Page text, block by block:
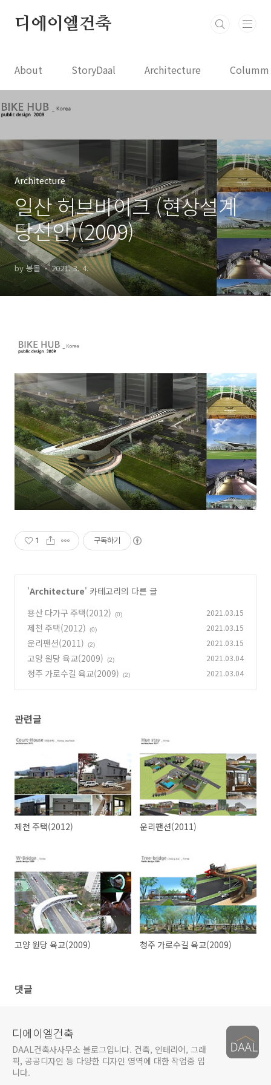
디에이엘건축
About StoryDaal Architecture Columm
Architecture
일산 허브바이크 (현상설계
당선안)(2009)
by 봉볼 2021. 3. 4.
1 구독하기
'Architecture' 카테고리의 다른 글
용산 다가구 주택(2012)
(0) 2021.03.15
제천 주택(2012) (0) 2021.03.15
운리팬션(2011) (2) 2021.03.15
고양 원당 육교(2009) (2) 2021.03.04
청주 가로수길 육교(2009) (2) 2021.03.04
관련글
제천 주택(2012) 운리팬션(2011)
고양 원당 육교(2009) 청주 가로수길 육교(2009)
댓글
디에이엘건축
DAAL건축사사무소 블로그입니다. 건축, 인테리어, 그래
픽, 공공디자인 등 다양한 디자인 영역에 대한 작업중 입
니다.